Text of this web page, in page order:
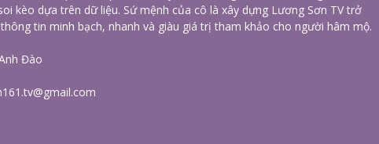
kèo dựa trên dữ liệu. Sứ mệnh của cô là xây dựng Lương Sơn TV trở
tin minh bạch, nhanh và giàu giá trị tham khảo cho người hâm mộ.
Đào